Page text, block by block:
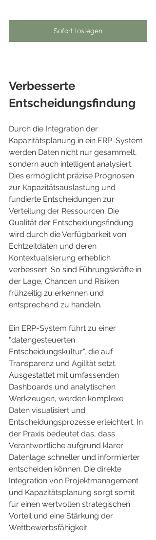
Sofort loslegen
Verbesserte
Entscheidungsfindung
Durch die Integration der
Kapazitätsplanung in ein ERP-System
werden Daten nicht nur gesammelt,
sondern auch intelligent analysiert.
Dies ermöglicht präzise Prognosen
zur Kapazitätsauslastung und
fundierte Entscheidungen zur
Verteilung der Ressourcen. Die
Qualität der Entscheidungsfindung
wird durch die Verfügbarkeit von
Echtzeitdaten und deren
Kontextualisierung erheblich
verbessert. So sind Führungskräfte in
der Lage, Chancen und Risiken
frühzeitig zu erkennen und
entsprechend zu handeln.
Ein ERP-System führt zu einer
"datengesteuerten
Entscheidungskultur", die auf
Transparenz und Agilität setzt.
Ausgestattet mit umfassenden
Dashboards und analytischen
Werkzeugen, werden komplexe
Daten visualisiert und
Entscheidungsprozesse erleichtert. In
der Praxis bedeutet das, dass
Verantwortliche aufgrund klarer
Datenlage schneller und informierter
entscheiden können. Die direkte
Integration von Projektmanagement
und Kapazitätsplanung sorgt somit
für einen wertvollen strategischen
Vorteil und eine Stärkung der
Wettbewerbsfähigkeit.